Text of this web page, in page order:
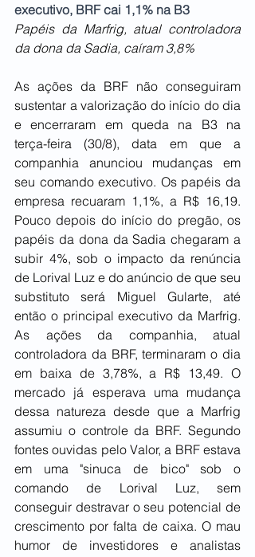
executivo, BRF cai 1,1% na B3
Papéis da Marfrig, atual controladora
da dona da Sadia, caíram 3,8%
As ações da BRF não conseguiram
sustentar a valorização do início do dia
e encerraram em queda na B3 na
terça-feira (30/8), data em que a
companhia anunciou mudanças em
seu comando executivo. Os papéis da
empresa recuaram 1,1%, a R$ 16,19.
Pouco depois do início do pregão, os
papéis da dona da Sadia chegaram a
subir 4%, sob o impacto da renúncia
de Lorival Luz e do anúncio de que seu
substituto será Miguel Gularte, até
então o principal executivo da Marfrig.
As ações da companhia, atual
controladora da BRF, terminaram o dia
em baixa de 3,78%, a R$ 13,49. O
mercado já esperava uma mudança
dessa natureza desde que a Marfrig
assumiu o controle da BRF. Segundo
fontes ouvidas pelo Valor, a BRF estava
em uma "sinuca de bico" sob o
comando de Lorival Luz, sem
conseguir destravar o seu potencial de
crescimento por falta de caixa. O mau
humor de investidores e analistas